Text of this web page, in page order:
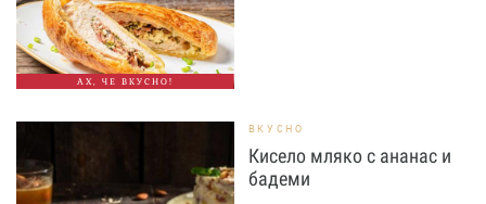
АХ, ЧЕ ВКУСНО!
ВКУСНО
Кисело мляко с ананас и
бадеми